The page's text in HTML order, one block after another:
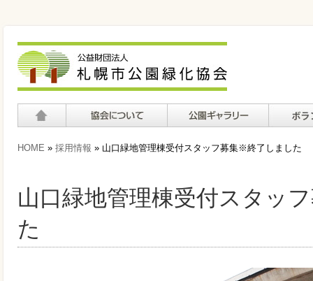
て
HOME » 採用情報 » 山口緑地管理棟受付スタッフ募集※終了しました
山口緑地管理棟受付スタッ
た